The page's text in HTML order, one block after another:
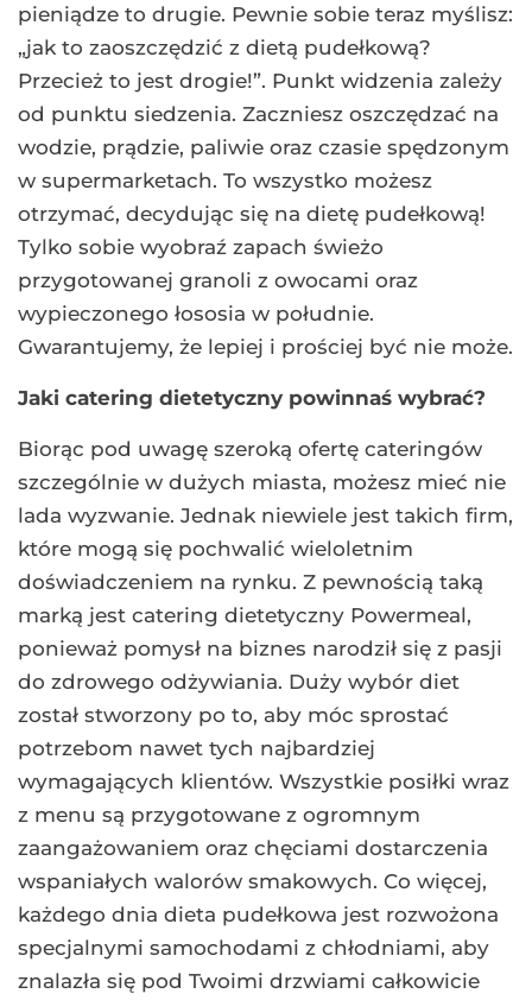
pieniądze to drugie. Pewnie sobie teraz myślisz:
„jak to zaoszczędzić z dietą pudełkową?
Przecież to jest drogie!”. Punkt widzenia zależy
od punktu siedzenia. Zaczniesz oszczędzać na
wodzie, prądzie, paliwie oraz czasie spędzonym
w supermarketach. To wszystko możesz
otrzymać, decydując się na dietę pudełkową!
Tylko sobie wyobraź zapach świeżo
przygotowanej granoli z owocami oraz
wypieczonego łososia w południe.
Gwarantujemy, że lepiej i prościej być nie może.
Jaki catering dietetyczny powinnaś wybrać?
Biorąc pod uwagę szeroką ofertę cateringów
szczególnie w dużych miasta, możesz mieć nie
lada wyzwanie. Jednak niewiele jest takich firm,
które mogą się pochwalić wieloletnim
doświadczeniem na rynku. Z pewnością taką
marką jest catering dietetyczny Powermeal,
ponieważ pomysł na biznes narodził się z pasji
do zdrowego odżywiania. Duży wybór diet
został stworzony po to, aby móc sprostać
potrzebom nawet tych najbardziej
wymagających klientów. Wszystkie posiłki wraz
z menu są przygotowane z ogromnym
zaangażowaniem oraz chęciami dostarczenia
wspaniałych walorów smakowych. Co więcej,
każdego dnia dieta pudełkowa jest rozwożona
specjalnymi samochodami z chłodniami, aby
znalazła się pod Twoimi drzwiami całkowicie